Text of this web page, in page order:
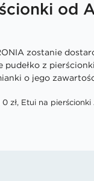
od
zostanie
pudełko z
o jego
zł, Etui na pierścionki